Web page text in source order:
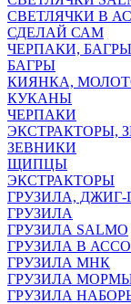
СВЕТЛЯЧКИ В
СДЕЛАЙ САМ
ЧЕРПАКИ,
БАГРЫ
КИЯНКА,
КУКАНЫ
ЧЕРПАКИ
ЭКСТРАКТОРЫ,
ЗЕВНИКИ
ЩИПЦЫ
ЭКСТРАКТОРЫ
ГРУЗИЛА,
ГРУЗИЛА
ГРУЗИЛА SALMO
ГРУЗИЛА В
ГРУЗИЛА МНК
ГРУЗИЛА
ГРУЗИЛА